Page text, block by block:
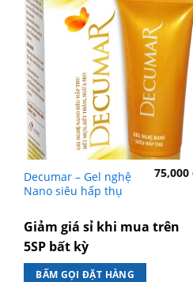
Decumar – Gel nghệ
Nano siêu hấp thụ
75,000
Giảm giá sỉ khi mua trên
5SP bất kỳ
BẤM GỌI ĐẶT HÀNG